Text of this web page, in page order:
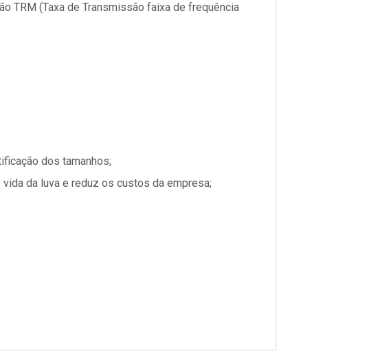
TRM (Taxa de Transmissão faixa de frequência
dos tamanhos;
da luva e reduz os custos da empresa;